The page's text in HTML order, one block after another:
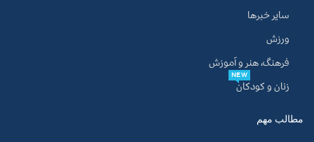
سایر خبرها
ورزش
فرهنگ، هنر و آموزش
زنان و کودکان
NEW
مطالب مهم